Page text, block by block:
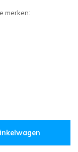
merken: